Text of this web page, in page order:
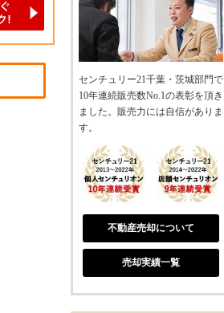
センチュリー21千葉・茨城部門で
10年連続販売数No.1の表彰を頂き
ました。販売力には自信がありま
す。
不動産売却について
売却実績一覧